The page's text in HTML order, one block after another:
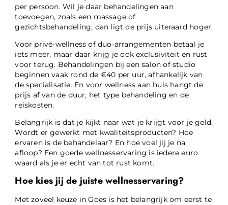
per persoon. Wil je daar behandelingen aan
toevoegen, zoals een massage of
gezichtsbehandeling, dan ligt de prijs uiteraard hoger.
Voor privé-wellness of duo-arrangementen betaal je
iets meer, maar daar krijg je ook exclusiviteit en rust
voor terug. Behandelingen bij een salon of studio
beginnen vaak rond de €40 per uur, afhankelijk van
de specialisatie. En voor wellness aan huis hangt de
prijs af van de duur, het type behandeling en de
reiskosten.
Belangrijk is dat je kijkt naar wat je krijgt voor je geld.
Wordt er gewerkt met kwaliteitsproducten? Hoe
ervaren is de behandelaar? En hoe voel jij je na
afloop? Een goede wellnesservaring is iedere euro
waard als je er echt van tot rust komt.
Hoe kies jij de juiste wellnesservaring?
Met zoveel keuze in Goes is het belangrijk om eerst te